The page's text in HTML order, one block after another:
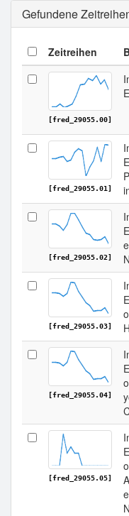
Gefundene
Zeitreihen
[fred_29055.00]
[fred_29055.01]
[fred_29055.02]
[fred_29055.03]
[fred_29055.04]
[fred_29055.05]